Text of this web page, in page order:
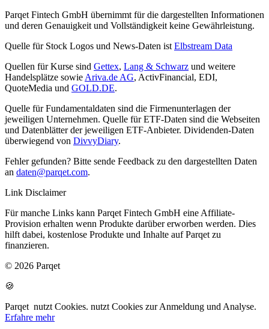
Parqet Fintech GmbH übernimmt für die dargestellten Informationen
und deren Genauigkeit und Vollständigkeit keine Gewährleistung.
Quelle für Stock Logos und News-Daten ist Elbstream Data
Quellen für Kurse sind Gettex, Lang & Schwarz und weitere
Handelsplätze sowie Ariva.de AG, ActivFinancial, EDI,
QuoteMedia und GOLD.DE.
Quelle für Fundamentaldaten sind die Firmenunterlagen der
jeweiligen Unternehmen. Quelle für ETF-Daten sind die Webseiten
und Datenblätter der jeweiligen ETF-Anbieter. Dividenden-Daten
überwiegend von DivvyDiary.
Fehler gefunden? Bitte sende Feedback zu den dargestellten Daten
an daten@parqet.com.
Link Disclaimer
Für manche Links kann Parqet Fintech GmbH eine Affiliate-
Provision erhalten wenn Produkte darüber erworben werden. Dies
hilft dabei, kostenlose Produkte und Inhalte auf Parqet zu
finanzieren.
© 2026 Parqet
🍪
Parqet nutzt Cookies. nutzt Cookies zur Anmeldung und Analyse.
Erfahre mehr